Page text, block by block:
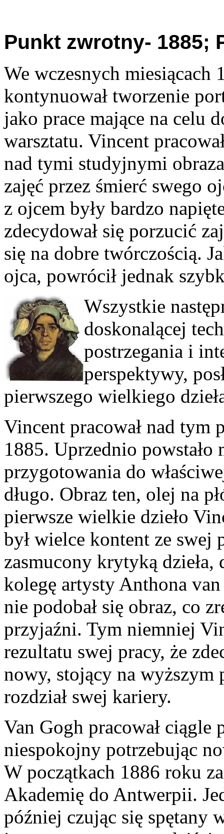
Punkt zwrotny- 1885;
We wczesnych
kontynuował tworzenie
jako prace mające na celu
warsztatu. Vincent
nad tymi studyjnymi
zajęć przez śmierć swego
z ojcem były bardzo
zdecydował się porzucić
się na dobre twórczością.
ojca, powrócił jednak
Wszystkie
doskonalącej
postrzegania i
perspektywy,
pierwszego wielkiego
Vincent pracował nad tym
1885. Uprzednio powstało
przygotowania do
długo. Obraz ten, olej na
pierwsze wielkie dzieło
był wielce kontent ze swej
zasmucony krytyką
kolegę artysty Anthona
nie podobał się obraz, co
przyjaźni. Tym niemniej
rezultatu swej pracy, że
nowy, stojący na wyższym
rozdział swej kariery.
Van Gogh pracował ciągle
niespokojny potrzebując
W początkach 1886 roku
Akademię do Antwerpii.
później czując się spętany